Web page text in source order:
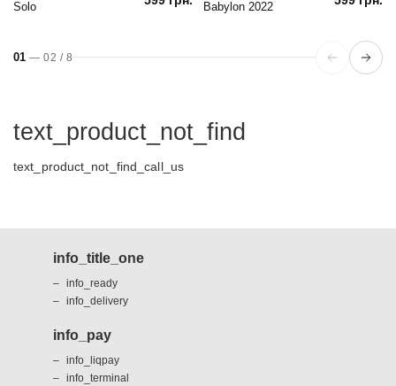
Solo Babylon 2022
01 —02 / 8
text_product_not_find
text_product_not_find_call_us
info_title_one
info_ready
info_delivery
info_pay
info_liqpay
info_terminal